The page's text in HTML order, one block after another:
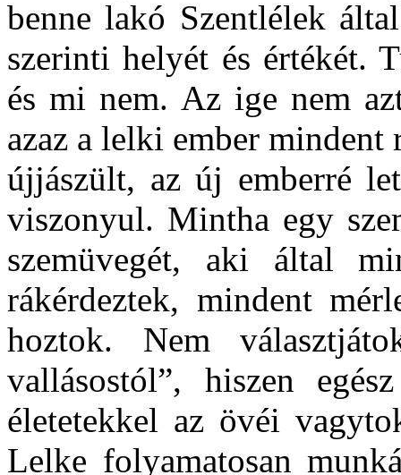
benne lakó Szentlélek
szerinti helyét és értékét.
és mi nem. Az ige nem
azaz a lelki ember mindent
újjászült, az új emberré
viszonyul. Mintha egy
szemüvegét, aki által
rákérdeztek, mindent
hoztok. Nem
vallásostól”, hiszen
életetekkel az övéi
Lelke folyamatosan